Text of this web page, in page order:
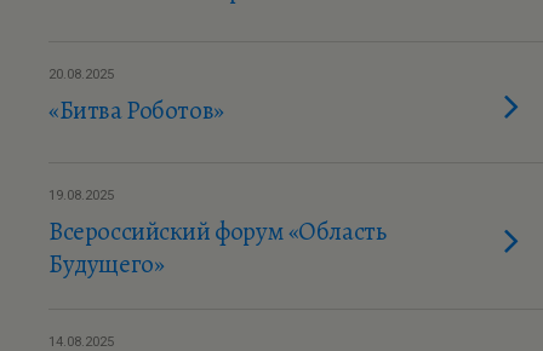
20.08.2025
«Битва Роботов»
19.08.2025
Всероссийский форум «Область
Будущего»
14.08.2025